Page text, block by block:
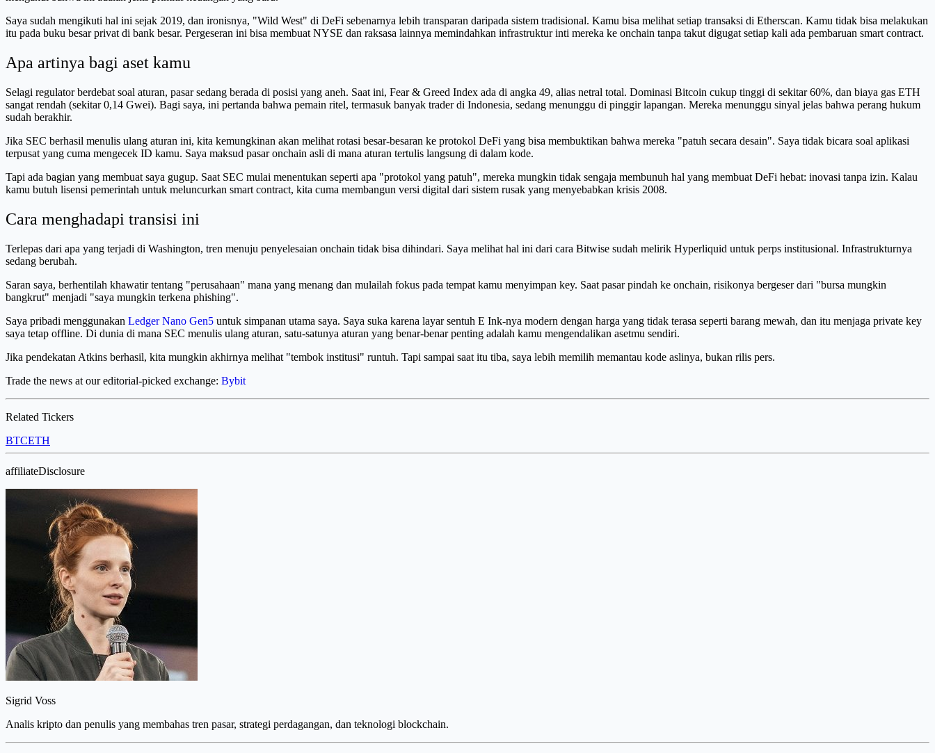
Saya sudah mengikuti hal ini sejak 2019, dan ironisnya, "Wild West" di DeFi sebenarnya lebih transparan daripada sistem tradisional. Kamu bisa melihat setiap transaksi di Etherscan. Kamu tidak bisa melakukan
itu pada buku besar privat di bank besar. Pergeseran ini bisa membuat NYSE dan raksasa lainnya memindahkan infrastruktur inti mereka ke onchain tanpa takut digugat setiap kali ada pembaruan smart contract.
Apa artinya bagi aset kamu
Selagi regulator berdebat soal aturan, pasar sedang berada di posisi yang aneh. Saat ini, Fear & Greed Index ada di angka 49, alias netral total. Dominasi Bitcoin cukup tinggi di sekitar 60%, dan biaya gas ETH
sangat rendah (sekitar 0,14 Gwei). Bagi saya, ini pertanda bahwa pemain ritel, termasuk banyak trader di Indonesia, sedang menunggu di pinggir lapangan. Mereka menunggu sinyal jelas bahwa perang hukum
sudah berakhir.
Jika SEC berhasil menulis ulang aturan ini, kita kemungkinan akan melihat rotasi besar-besaran ke protokol DeFi yang bisa membuktikan bahwa mereka "patuh secara desain". Saya tidak bicara soal aplikasi
terpusat yang cuma mengecek ID kamu. Saya maksud pasar onchain asli di mana aturan tertulis langsung di dalam kode.
Tapi ada bagian yang membuat saya gugup. Saat SEC mulai menentukan seperti apa "protokol yang patuh", mereka mungkin tidak sengaja membunuh hal yang membuat DeFi hebat: inovasi tanpa izin. Kalau
kamu butuh lisensi pemerintah untuk meluncurkan smart contract, kita cuma membangun versi digital dari sistem rusak yang menyebabkan krisis 2008.
Cara menghadapi transisi ini
Terlepas dari apa yang terjadi di Washington, tren menuju penyelesaian onchain tidak bisa dihindari. Saya melihat hal ini dari cara Bitwise sudah melirik Hyperliquid untuk perps institusional. Infrastrukturnya
sedang berubah.
Saran saya, berhentilah khawatir tentang "perusahaan" mana yang menang dan mulailah fokus pada tempat kamu menyimpan key. Saat pasar pindah ke onchain, risikonya bergeser dari "bursa mungkin
bangkrut" menjadi "saya mungkin terkena phishing".
Saya pribadi menggunakan Ledger Nano Gen5 untuk simpanan utama saya. Saya suka karena layar sentuh E Ink-nya modern dengan harga yang tidak terasa seperti barang mewah, dan itu menjaga private key
saya tetap offline. Di dunia di mana SEC menulis ulang aturan, satu-satunya aturan yang benar-benar penting adalah kamu mengendalikan asetmu sendiri.
Jika pendekatan Atkins berhasil, kita mungkin akhirnya melihat "tembok institusi" runtuh. Tapi sampai saat itu tiba, saya lebih memilih memantau kode aslinya, bukan rilis pers.
Trade the news at our editorial-picked exchange: Bybit
Related Tickers
BTCETH
affiliateDisclosure
Sigrid Voss
Analis kripto dan penulis yang membahas tren pasar, strategi perdagangan, dan teknologi blockchain.